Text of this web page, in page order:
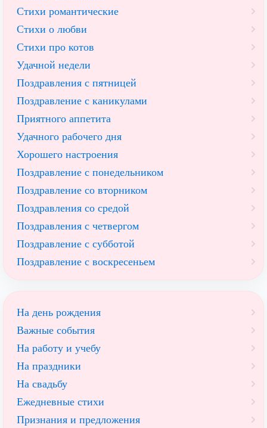
Стихи романтические
Стихи о любви
Стихи про котов
Удачной недели
Поздравления с пятницей
Поздравление с каникулами
Приятного аппетита
Удачного рабочего дня
Хорошего настроения
Поздравление с понедельником
Поздравление со вторником
Поздравления со средой
Поздравления с четвергом
Поздравление с субботой
Поздравление с воскресеньем
На день рождения
Важные события
На работу и учебу
На праздники
На свадьбу
Ежедневные стихи
Признания и предложения